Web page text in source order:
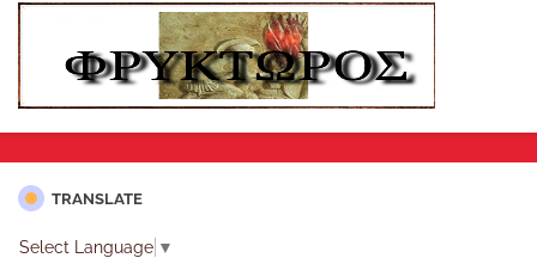
TRANSLATE
Select Language ▼